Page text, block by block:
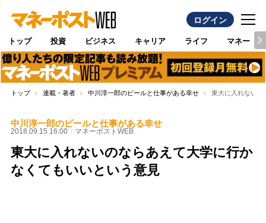
ログイン
トップ 投資 ビジネス キャリア ライフ マネー
トップ 連載・著者 中川淳一郎のビールと仕事がある幸せ 東大に入れないの
中川淳一郎のビールと仕事がある幸せ
2018.09.15 16:00 マネーポストWEB
東大に入れないのならあえて大学に行か
なくてもいいという意見